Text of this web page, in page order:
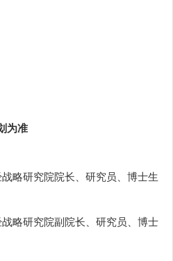
为准
略研究院院长、研究员、博士生
略研究院副院长、研究员、博士